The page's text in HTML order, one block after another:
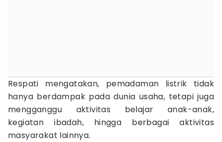
Respati mengatakan, pemadaman listrik tidak
hanya berdampak pada dunia usaha, tetapi juga
mengganggu aktivitas belajar anak-anak,
kegiatan ibadah, hingga berbagai aktivitas
masyarakat lainnya.